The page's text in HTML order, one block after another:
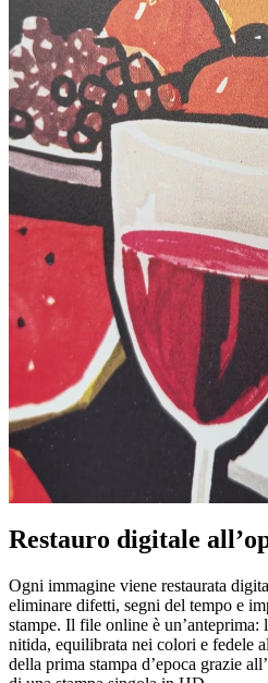
Restauro digitale
Ogni immagine viene restaurata
eliminare difetti, segni del tempo e
stampe. Il file online è un’anteprima:
nitida, equilibrata nei colori e fedele
della prima stampa d’epoca grazie